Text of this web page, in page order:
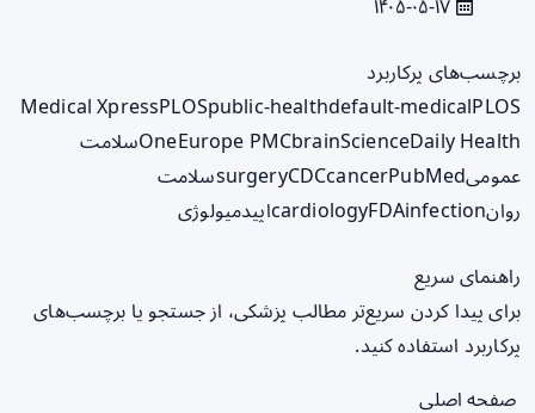
برچسب‌های پرکاربرد
Medical XpressPLOSpublic-healthdefault-medicalPLOS
OneEurope PMCbrainScienceDaily Health
سلامت
عمومی
surgeryCDCcancerPubMed
سلامت
روان
cardiologyFDAinfection اپیدمیولوژی
راهنمای سریع
برای پیدا کردن سریع‌تر مطالب پزشکی، از جستجو یا برچسب‌های
پرکاربرد استفاده کنید.
صفحه اصلی